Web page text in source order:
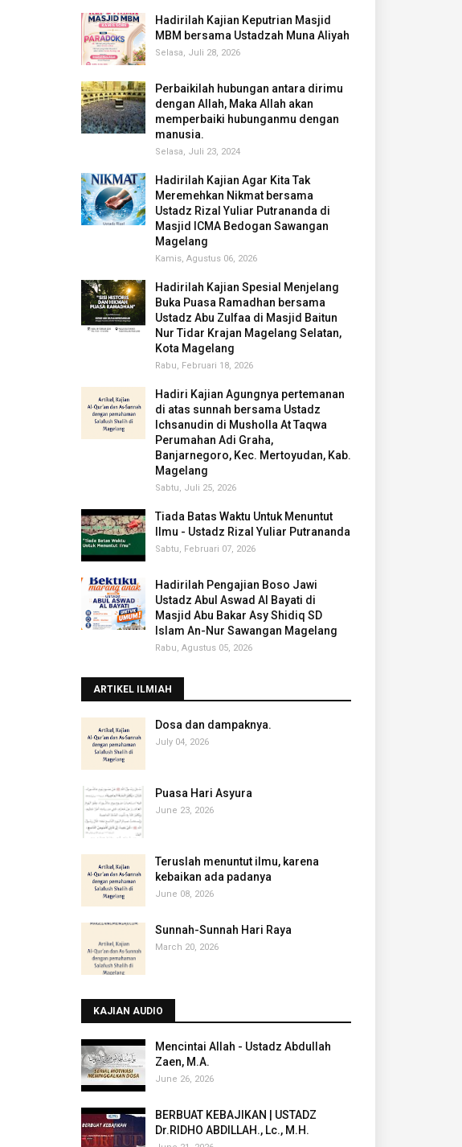
”
Hadirilah Kajian Keputrian Masjid
MBM bersama Ustadzah Muna Aliyah
Selasa, Juli 28, 2026
Perbaikilah hubungan antara dirimu
dengan Allah, Maka Allah akan
memperbaiki hubunganmu dengan
manusia.
Selasa, Juli 23, 2024
Hadirilah Kajian Agar Kita Tak
Meremehkan Nikmat bersama
Ustadz Rizal Yuliar Putrananda di
Masjid ICMA Bedogan Sawangan
Magelang
Kamis, Agustus 06, 2026
Hadirilah Kajian Spesial Menjelang
Buka Puasa Ramadhan bersama
Ustadz Abu Zulfaa di Masjid Baitun
Nur Tidar Krajan Magelang Selatan,
Kota Magelang
Rabu, Februari 18, 2026
Hadiri Kajian Agungnya pertemanan
di atas sunnah bersama Ustadz
Ichsanudin di Musholla At Taqwa
Perumahan Adi Graha,
Banjarnegoro, Kec. Mertoyudan, Kab.
Magelang
Sabtu, Juli 25, 2026
Tiada Batas Waktu Untuk Menuntut
Ilmu - Ustadz Rizal Yuliar Putrananda
Sabtu, Februari 07, 2026
Hadirilah Pengajian Boso Jawi
Ustadz Abul Aswad Al Bayati di
Masjid Abu Bakar Asy Shidiq SD
Islam An-Nur Sawangan Magelang
Rabu, Agustus 05, 2026
ARTIKEL ILMIAH
‎Dosa dan dampaknya.
July 04, 2026
Puasa Hari Asyura
June 23, 2026
Teruslah menuntut ilmu, karena
kebaikan ada padanya
June 08, 2026
Sunnah-Sunnah Hari Raya
March 20, 2026
KAJIAN AUDIO
Mencintai Allah - Ustadz Abdullah
Zaen, M.A.
June 26, 2026
BERBUAT KEBAJIKAN | USTADZ
Dr.RIDHO ABDILLAH., Lc., M.H.